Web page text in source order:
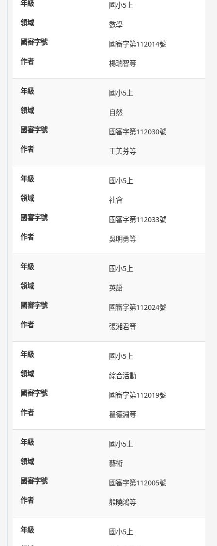
國小5上
數學
國審字第112014號
楊瑞智等
國小5上
自然
國審字第112030號
王美芬等
國小5上
社會
國審字第112033號
吳明勇等
國小5上
英語
國審字第112024號
張湘君等
國小5上
綜合活動
國審字第112019號
瞿德淵等
國小5上
藝術
國審字第112005號
熊曉鴻等
國小5上